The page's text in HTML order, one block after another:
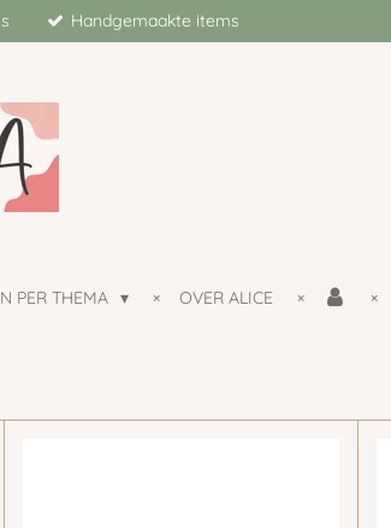
Handgemaakte items
PER THEMA OVER ALICE